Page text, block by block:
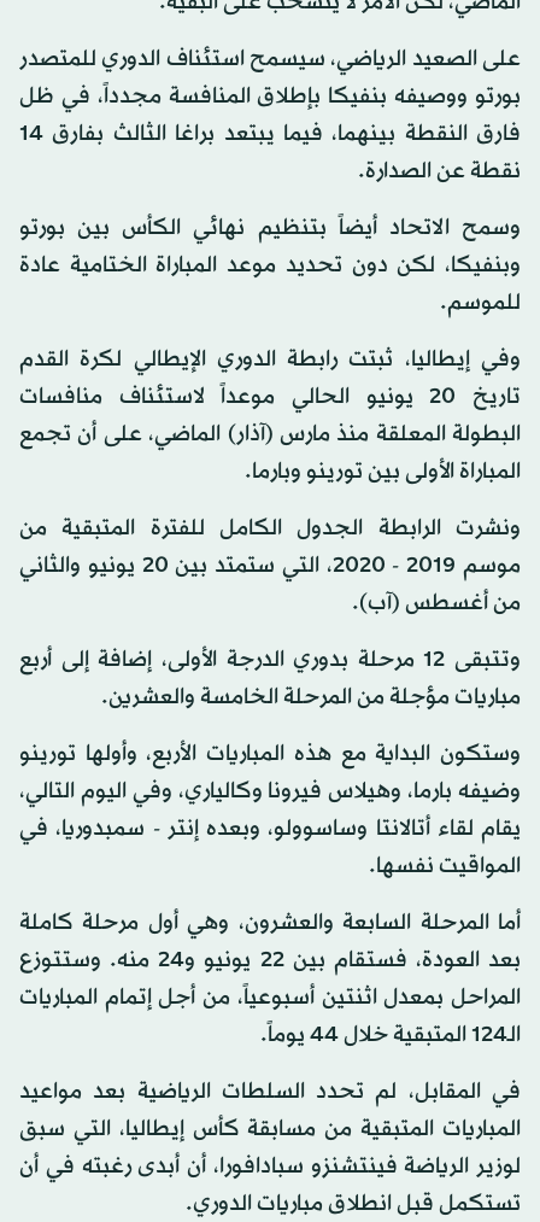
على الصعيد الرياضي، سيسمح استئناف الدوري للمتصدر
بورتو ووصيفه بنفيكا بإطلاق المنافسة مجدداً، في ظل
فارق النقطة بينهما، فيما يبتعد براغا الثالث بفارق 14
نقطة عن الصدارة.
وسمح الاتحاد أيضاً بتنظيم نهائي الكأس بين بورتو
وبنفيكا، لكن دون تحديد موعد المباراة الختامية عادة
للموسم.
وفي إيطاليا، ثبتت رابطة الدوري الإيطالي لكرة القدم
تاريخ 20 يونيو الحالي موعداً لاستئناف منافسات
البطولة المعلقة منذ مارس (آذار) الماضي، على أن تجمع
المباراة الأولى بين تورينو وبارما.
ونشرت الرابطة الجدول الكامل للفترة المتبقية من
موسم 2019 - 2020، التي ستمتد بين 20 يونيو والثاني
من أغسطس (آب).
وتتبقى 12 مرحلة بدوري الدرجة الأولى، إضافة إلى أربع
مباريات مؤجلة من المرحلة الخامسة والعشرين.
وستكون البداية مع هذه المباريات الأربع، وأولها تورينو
وضيفه بارما، وهيلاس فيرونا وكالياري، وفي اليوم التالي،
يقام لقاء أتالانتا وساسوولو، وبعده إنتر - سمبدوريا، في
المواقيت نفسها.
أما المرحلة السابعة والعشرون، وهي أول مرحلة كاملة
بعد العودة، فستقام بين 22 يونيو و24 منه. وستتوزع
المراحل بمعدل اثنتين أسبوعياً، من أجل إتمام المباريات
الـ124 المتبقية خلال 44 يوماً.
في المقابل، لم تحدد السلطات الرياضية بعد مواعيد
المباريات المتبقية من مسابقة كأس إيطاليا، التي سبق
لوزير الرياضة فينتشنزو سبادافورا، أن أبدى رغبته في أن
تستكمل قبل انطلاق مباريات الدوري.